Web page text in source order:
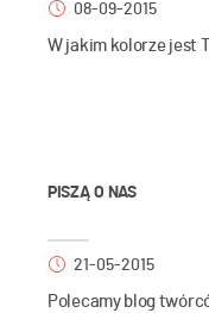
08-09-2015
W jakim kolorze jest
PISZĄ O NAS
21-05-2015
Polecamy blog